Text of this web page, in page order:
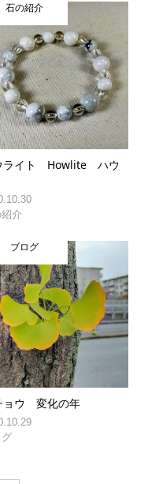
石の紹介
ライト Howlite ハウ
介
ブログ
ョウ 変化の年
グ